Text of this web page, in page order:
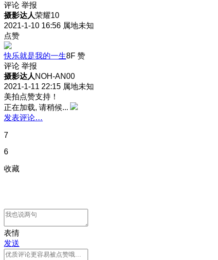
评论 举报
摄影达人荣耀10
2021-1-10 16:56 属地未知
点赞
快乐就是我的一生8F 赞
评论 举报
摄影达人 NOH-AN00
2021-1-11 22:15 属地未知
美拍点赞支持！
正在加载, 请稍候...
发表评论…
7
6
收藏
表情
发送